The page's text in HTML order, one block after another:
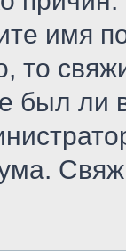
имя
то
был ли